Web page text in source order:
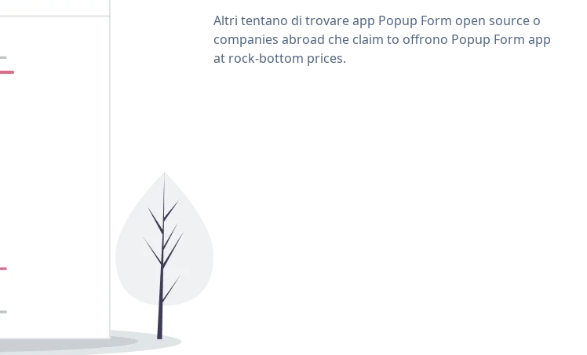
Altri tentano di trovare app Popup Form open source o
companies abroad che claim to offrono Popup Form app
at rock-bottom prices.